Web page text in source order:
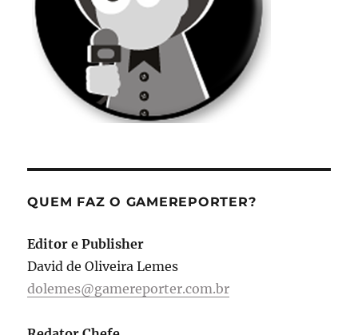
QUEM FAZ O GAMEREPORTER?
Editor e Publisher
David de Oliveira Lemes
dolemes@gamereporter.com.br